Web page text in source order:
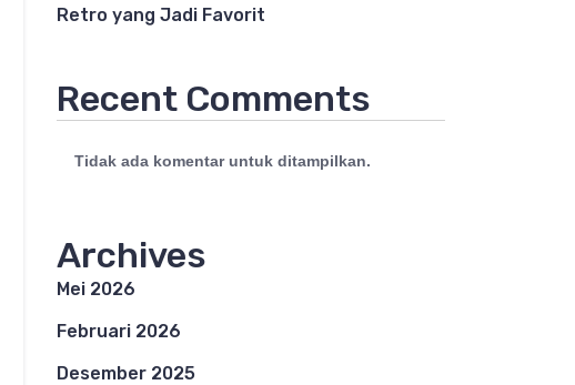
Retro yang Jadi Favorit
Recent Comments
Tidak ada komentar untuk ditampilkan.
Archives
Mei 2026
Februari 2026
Desember 2025